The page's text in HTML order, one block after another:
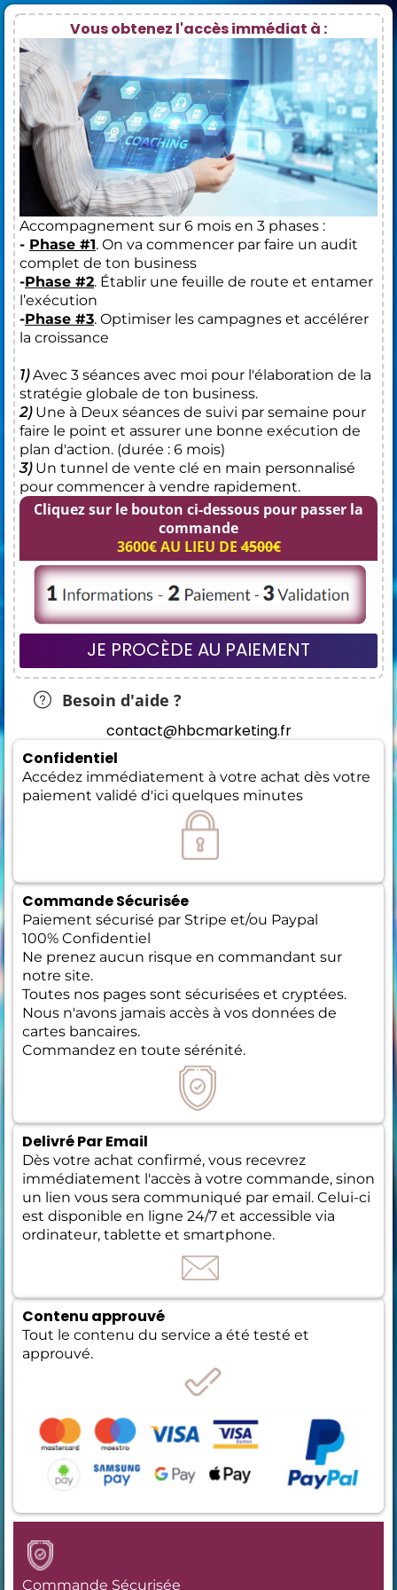
Vous obtenez l'accès immédiat à :
Accompagnement sur 6 mois en 3 phases :
- Phase #1. On va commencer par faire un audit
complet de ton business
-Phase #2. Établir une feuille de route et entamer
l’exécution
-Phase #3. Optimiser les campagnes et accélérer
la croissance
1)Avec 3 séances avec moi pour l'élaboration de la
stratégie globale de ton business.
2)Une à Deux séances de suivi par semaine pour
faire le point et assurer une bonne exécution de
plan d'action. (durée : 6 mois)
3)Un tunnel de vente clé en main personnalisé
pour commencer à vendre rapidement.
Cliquez sur le bouton ci-dessous pour passer la
commande
3600€ AU LIEU DE4500€
JE PROCÈDE AU PAIEMENT
Besoin d'aide ?
contact@hbcmarketing.fr
Confidentiel
Accédez immédiatement à votre achat dès votre
paiement validé d'ici quelques minutes
Commande Sécurisée
Paiement sécurisé par Stripe et/ou Paypal
100% Confidentiel
Ne prenez aucun risque en commandant sur
notre site.
Toutes nos pages sont sécurisées et cryptées.
Nous n'avons jamais accès à vos données de
cartes bancaires.
Commandez en toute sérénité.
Delivré Par Email
Dès votre achat confirmé, vous recevrez
immédiatement l'accès à votre commande, sinon
un lien vous sera communiqué par email. Celui-ci
est disponible en ligne 24/7 et accessible via
ordinateur, tablette et smartphone.
Contenu approuvé
Tout le contenu du service a été testé et
approuvé.
Commande Sécurisée